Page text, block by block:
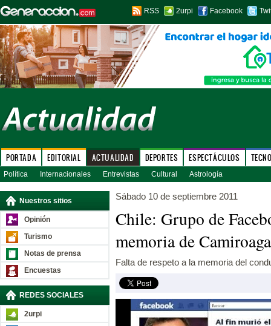
RSS 2urpi Facebook
PORTADA EDITORIAL ACTUALIDAD DEPORTES ESPECTÁCULOS
Política Internacionales Entrevistas Cultural Astrología
Nuestros sitios
Opinión
Turismo
Notas de prensa
Encuestas
REDES SOCIALES
2urpi
Sábado 10 de septiembre 2011
Chile: Grupo de
memoria de Camiroaga
Falta de respeto a la memoria del